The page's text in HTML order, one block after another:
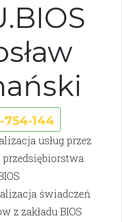
754-144
usług przez
świadczeń
z zakładu BIOS